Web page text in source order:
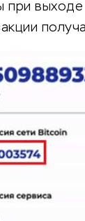
при выходе